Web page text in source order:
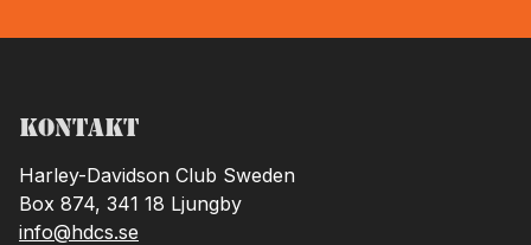
Kontakt
Harley-Davidson Club Sweden
Box 874, 341 18 Ljungby
info@hdcs.se